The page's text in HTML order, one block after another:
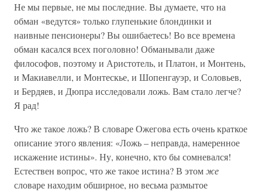
Не мы первые, не мы последние. Вы думаете, что на
обман «ведутся» только глупенькие блондинки и
наивные пенсионеры? Вы ошибаетесь! Во все времена
обман касался всех поголовно! Обманывали даже
философов, поэтому и Аристотель, и Платон, и Монтень,
и Макиавелли, и Монтескье, и Шопенгауэр, и Соловьев,
и Бердяев, и Дюпра исследовали ложь. Вам стало легче?
Я рад!
Что же такое ложь? В словаре Ожегова есть очень краткое
описание этого явления: «Ложь – неправда, намеренное
искажение истины». Ну, конечно, кто бы сомневался!
Естествен вопрос, что же такое истина? В этомже
словаре находим обширное, но весьма размытое